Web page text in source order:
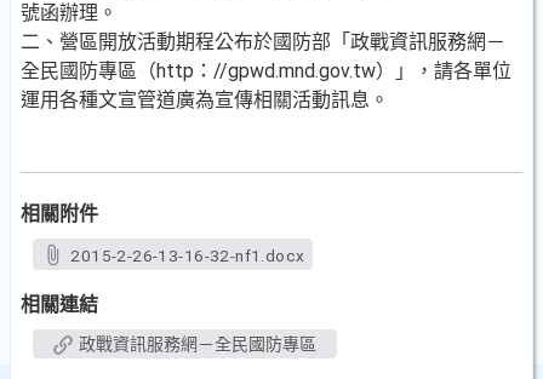
號函辦理。
二、營區開放活動期程公布於國防部「政戰資訊服務網－
全民國防專區（http：//gpwd.mnd.gov.tw）」，請各單位
運用各種文宣管道廣為宣傳相關活動訊息。
相關附件
2015-2-26-13-16-32-nf1.docx
相關連結
政戰資訊服務網－全民國防專區